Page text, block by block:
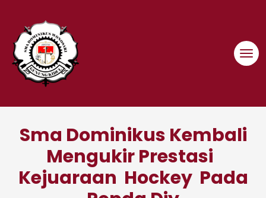
content
Sma Dominikus Kembali
Mengukir Prestasi
Kejuaraan Hockey Pada